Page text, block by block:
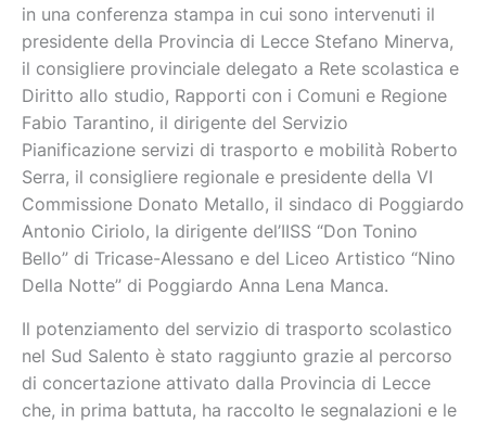
in una conferenza stampa in cui sono intervenuti il
presidente della Provincia di Lecce Stefano Minerva,
il consigliere provinciale delegato a Rete scolastica e
Diritto allo studio, Rapporti con i Comuni e Regione
Fabio Tarantino, il dirigente del Servizio
Pianificazione servizi di trasporto e mobilità Roberto
Serra, il consigliere regionale e presidente della VI
Commissione Donato Metallo, il sindaco di Poggiardo
Antonio Ciriolo, la dirigente del’IISS “Don Tonino
Bello” di Tricase-Alessano e del Liceo Artistico “Nino
Della Notte” di Poggiardo Anna Lena Manca.
Il potenziamento del servizio di trasporto scolastico
nel Sud Salento è stato raggiunto grazie al percorso
di concertazione attivato dalla Provincia di Lecce
che, in prima battuta, ha raccolto le segnalazioni e le